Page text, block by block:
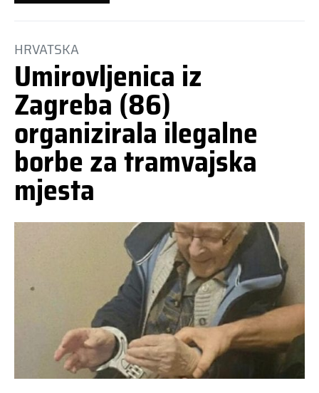
HRVATSKA
Umirovljenica iz
Zagreba (86)
organizirala ilegalne
borbe za tramvajska
mjesta